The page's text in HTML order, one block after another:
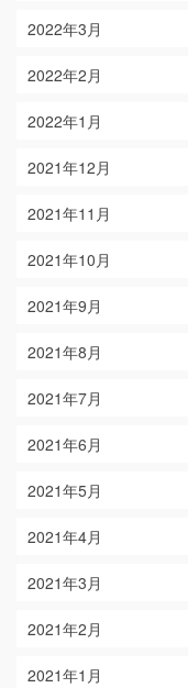
2022年3月
2022年2月
2022年1月
2021年12月
2021年11月
2021年10月
2021年9月
2021年8月
2021年7月
2021年6月
2021年5月
2021年4月
2021年3月
2021年2月
2021年1月